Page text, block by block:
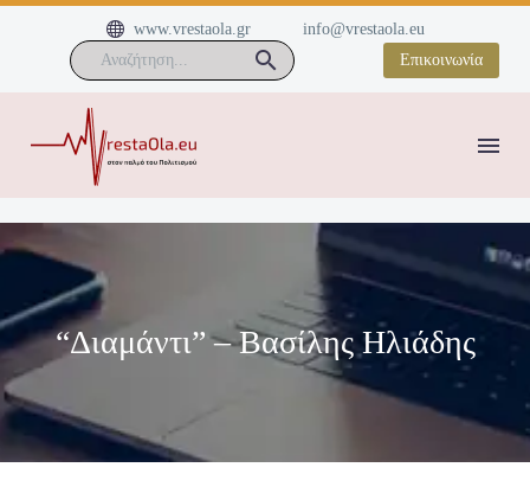

 www.vrestaola.gr
info@vrestaola.eu
Επικοινωνία
“Διαμάντι” – Βασίλης Ηλιάδης